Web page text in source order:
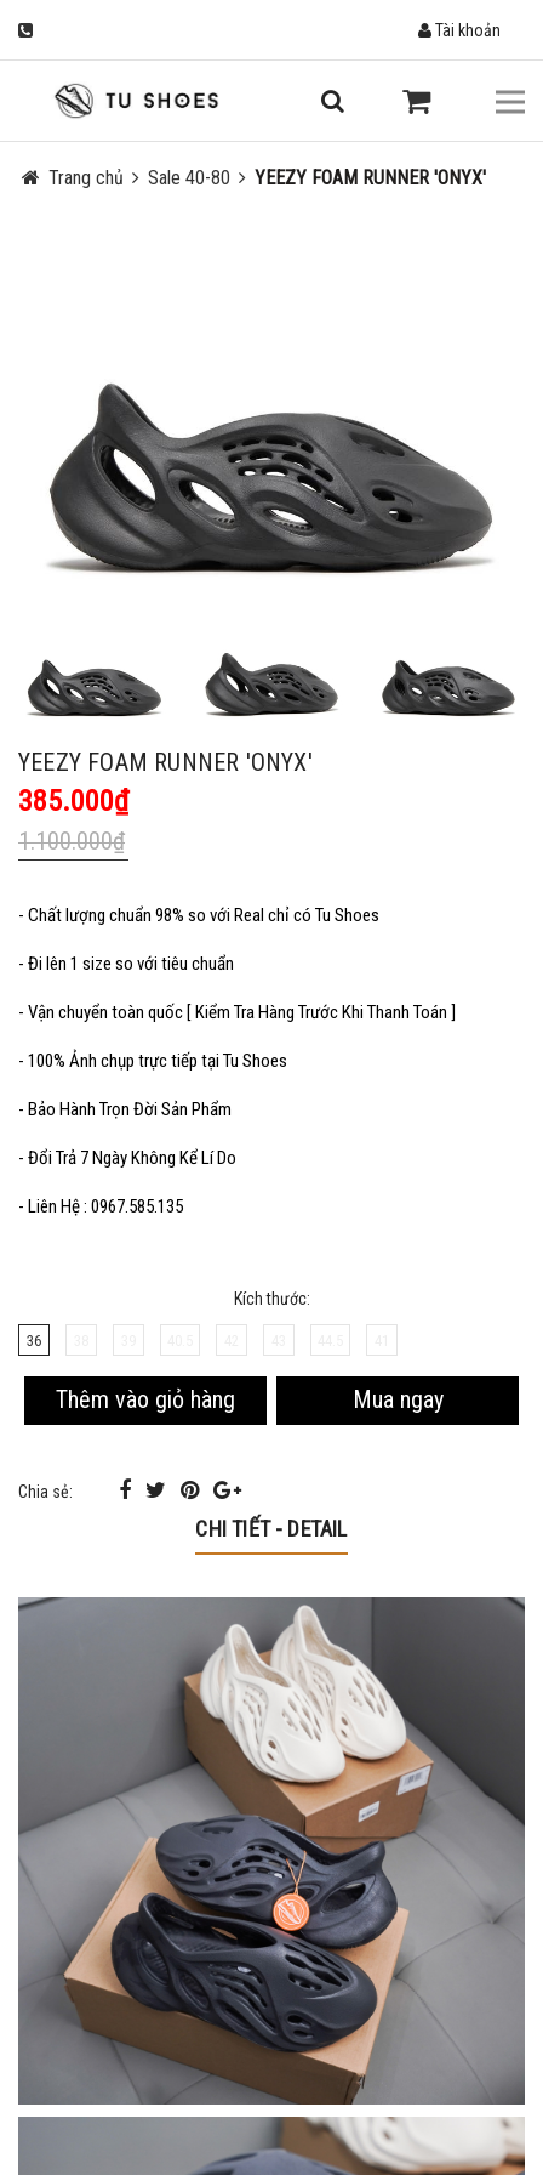
Tài khoản
Trang chủ Sale 40-80 YEEZY FOAM RUNNER 'ONYX'
YEEZY FOAM RUNNER 'ONYX'
385.000₫
1.100.000₫
- Chất lượng chuẩn 98% so với Real chỉ có Tu Shoes
- Đi lên 1 size so với tiêu chuẩn
- Vận chuyển toàn quốc [ Kiểm Tra Hàng Trước Khi Thanh Toán ]
- 100% Ảnh chụp trực tiếp tại Tu Shoes
- Bảo Hành Trọn Đời Sản Phẩm
- Đổi Trả 7 Ngày Không Kể Lí Do
- Liên Hệ : 0967.585.135
Kích thước:
36
Thêm vào giỏ hàng Mua ngay
Chia sẻ:
CHI TIẾT - DETAIL